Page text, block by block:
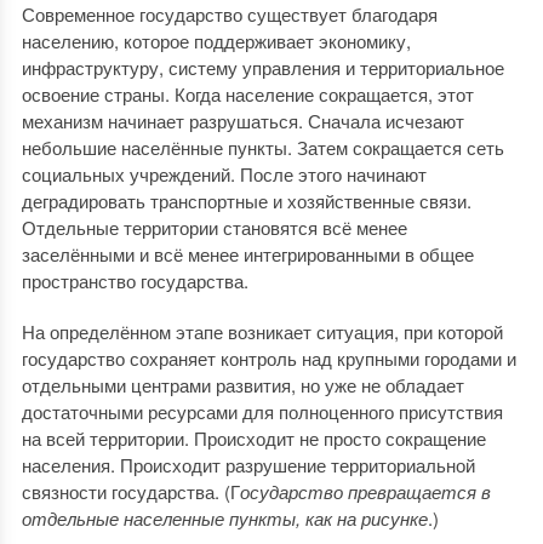
Современное государство существует благодаря
населению, которое поддерживает экономику,
инфраструктуру, систему управления и территориальное
освоение страны. Когда население сокращается, этот
механизм начинает разрушаться. Сначала исчезают
небольшие населённые пункты. Затем сокращается сеть
социальных учреждений. После этого начинают
деградировать транспортные и хозяйственные связи.
Отдельные территории становятся всё менее
заселёнными и всё менее интегрированными в общее
пространство государства.
На определённом этапе возникает ситуация, при которой
государство сохраняет контроль над крупными городами и
отдельными центрами развития, но уже не обладает
достаточными ресурсами для полноценного присутствия
на всей территории. Происходит не просто сокращение
населения. Происходит разрушение территориальной
связности государства. (Государство превращается в
отдельные населенные пункты, как на рисунке.)